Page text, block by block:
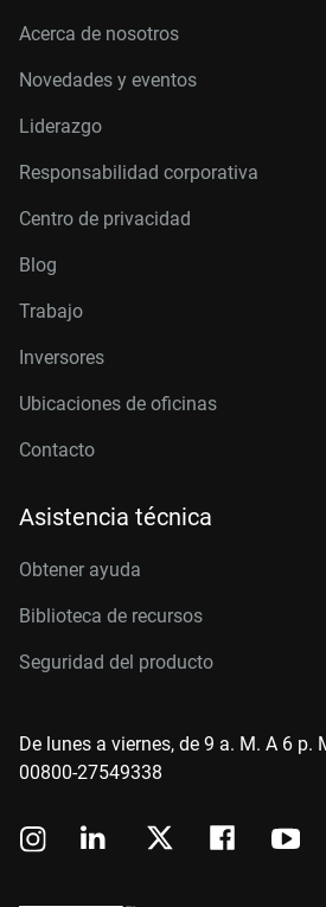
Acerca de nosotros
Novedades y eventos
Liderazgo
Responsabilidad corporativa
Centro de privacidad
Blog
Trabajo
Inversores
Ubicaciones de oficinas
Contacto
Asistencia técnica
Obtener ayuda
Biblioteca de recursos
Seguridad del producto
De lunes a viernes, de 9 a. M. A 6 p.
00800-27549338